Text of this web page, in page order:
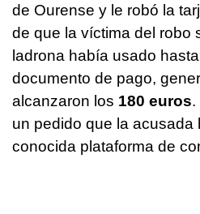
de Ourense y le robó la
de que la víctima del robo
ladrona había usado
documento de pago,
alcanzaron los 180 euros.
un pedido que la acusada
conocida plataforma de